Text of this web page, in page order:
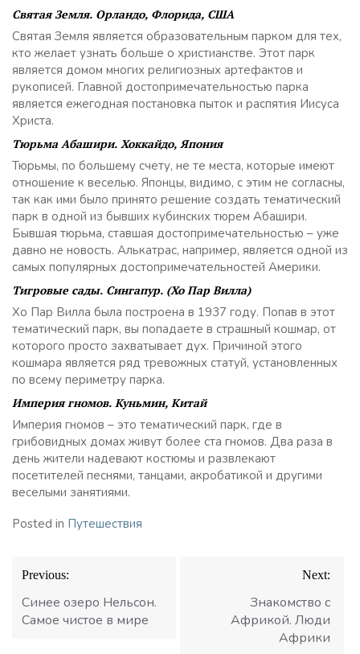
Святая Земля. Орландо, Флорида, США
Святая Земля является образовательным парком для тех,
кто желает узнать больше о христианстве. Этот парк
является домом многих религиозных артефактов и
рукописей. Главной достопримечательностью парка
является ежегодная постановка пыток и распятия Иисуса
Христа.
Тюрьма Абашири. Хоккайдо, Япония
Тюрьмы, по большему счету, не те места, которые имеют
отношение к веселью. Японцы, видимо, с этим не согласны,
так как ими было принято решение создать тематический
парк в одной из бывших кубинских тюрем Абашири.
Бывшая тюрьма, ставшая достопримечательностью – уже
давно не новость. Алькатрас, например, является одной из
самых популярных достопримечательностей Америки.
Тигровые сады. Сингапур. (Хо Пар Вилла)
Хо Пар Вилла была построена в 1937 году. Попав в этот
тематический парк, вы попадаете в страшный кошмар, от
которого просто захватывает дух. Причиной этого
кошмара является ряд тревожных статуй, установленных
по всему периметру парка.
Империя гномов. Куньмин, Китай
Империя гномов – это тематический парк, где в
грибовидных домах живут более ста гномов. Два раза в
день жители надевают костюмы и развлекают
посетителей песнями, танцами, акробатикой и другими
веселыми занятиями.
Posted in Путешествия
Навигация
по
записям
Previous:
Синее озеро Нельсон.
Самое чистое в мире
Next:
Знакомство с
Африкой. Люди
Африки